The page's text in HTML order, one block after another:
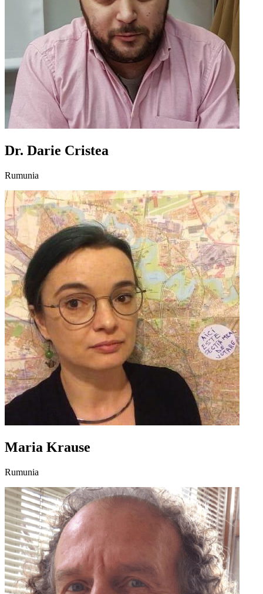
Dr. Darie Cristea
Rumunia
Maria Krause
Rumunia